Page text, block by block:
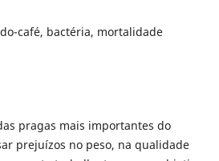
café, bactéria, mortalidade
pragas mais importantes do
prejuízos no peso, na qualidade